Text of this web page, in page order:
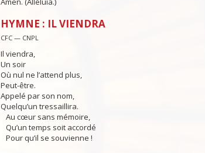
HYMNE : IL VIENDRA
CFC — CNPL
Il viendra,
Un soir
Où nul ne l’attend plus,
Peut-être.
Appelé par son nom,
Quelqu’un tressaillira.
Au cœur sans mémoire,
Qu’un temps soit accordé
Pour qu’il se souvienne !